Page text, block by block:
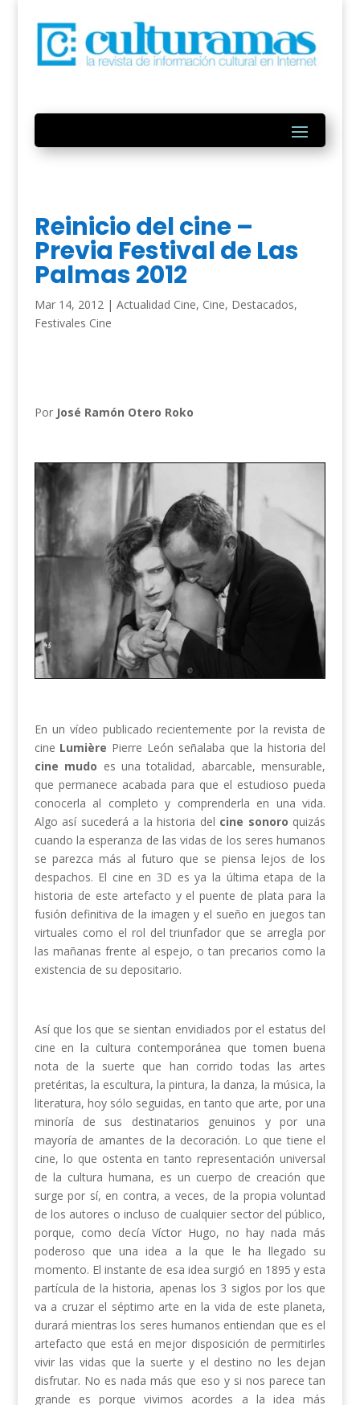
Reinicio del cine –
Previa Festival de Las
Palmas 2012
Mar 14, 2012| Actualidad Cine, Cine, Destacados,
Festivales Cine
Por José Ramón Otero Roko
En un vídeo publicado recientemente por la revista de
cine Lumière Pierre León señalaba que la historia del
cine mudo es una totalidad, abarcable, mensurable,
que permanece acabada para que el estudioso pueda
conocerla al completo y comprenderla en una vida.
Algo así sucederá a la historia del cine sonoro quizás
cuando la esperanza de las vidas de los seres humanos
se parezca más al futuro que se piensa lejos de los
despachos. El cine en 3D es ya la última etapa de la
historia de este artefacto y el puente de plata para la
fusión definitiva de la imagen y el sueño en juegos tan
virtuales como el rol del triunfador que se arregla por
las mañanas frente al espejo, o tan precarios como la
existencia de su depositario.
Así que los que se sientan envidiados por el estatus del
cine en la cultura contemporánea que tomen buena
nota de la suerte que han corrido todas las artes
pretéritas, la escultura, la pintura, la danza, la música, la
literatura, hoy sólo seguidas, en tanto que arte, por una
minoría de sus destinatarios genuinos y por una
mayoría de amantes de la decoración. Lo que tiene el
cine, lo que ostenta en tanto representación universal
de la cultura humana, es un cuerpo de creación que
surge por sí, en contra, a veces, de la propia voluntad
de los autores o incluso de cualquier sector del público,
porque, como decía Víctor Hugo, no hay nada más
poderoso que una idea a la que le ha llegado su
momento. El instante de esa idea surgió en 1895 y esta
partícula de la historia, apenas los 3 siglos por los que
va a cruzar el séptimo arte en la vida de este planeta,
durará mientras los seres humanos entiendan que es el
artefacto que está en mejor disposición de permitirles
vivir las vidas que la suerte y el destino no les dejan
disfrutar. No es nada más que eso y si nos parece tan
grande es porque vivimos acordes a la idea más